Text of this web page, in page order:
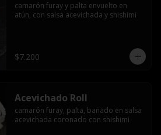
camarón furay y palta envuelto en
atún, con salsa acevichada y shishimi
$7.200
Acevichado Roll
camarón furay, palta, bañado en salsa
acevichada coronado con shishimi